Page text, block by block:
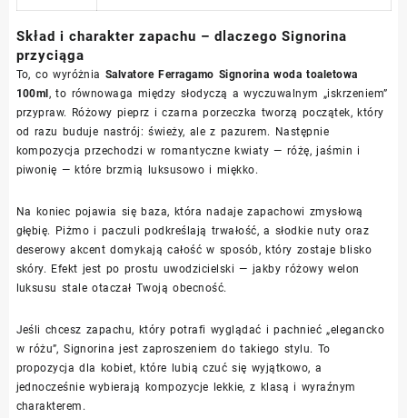
Skład i charakter zapachu – dlaczego Signorina
przyciąga
To, co wyróżnia Salvatore Ferragamo Signorina woda toaletowa
100ml, to równowaga między słodyczą a wyczuwalnym „iskrzeniem”
przypraw. Różowy pieprz i czarna porzeczka tworzą początek, który
od razu buduje nastrój: świeży, ale z pazurem. Następnie
kompozycja przechodzi w romantyczne kwiaty — różę, jaśmin i
piwonię — które brzmią luksusowo i miękko.
Na koniec pojawia się baza, która nadaje zapachowi zmysłową
głębię. Piżmo i paczuli podkreślają trwałość, a słodkie nuty oraz
deserowy akcent domykają całość w sposób, który zostaje blisko
skóry. Efekt jest po prostu uwodzicielski — jakby różowy welon
luksusu stale otaczał Twoją obecność.
Jeśli chcesz zapachu, który potrafi wyglądać i pachnieć „elegancko
w różu”, Signorina jest zaproszeniem do takiego stylu. To
propozycja dla kobiet, które lubią czuć się wyjątkowo, a
jednocześnie wybierają kompozycje lekkie, z klasą i wyraźnym
charakterem.